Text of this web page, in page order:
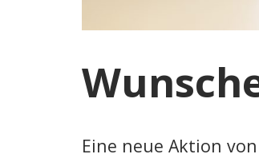
Eine neue Aktion